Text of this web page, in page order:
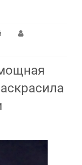
ночью
было
северное